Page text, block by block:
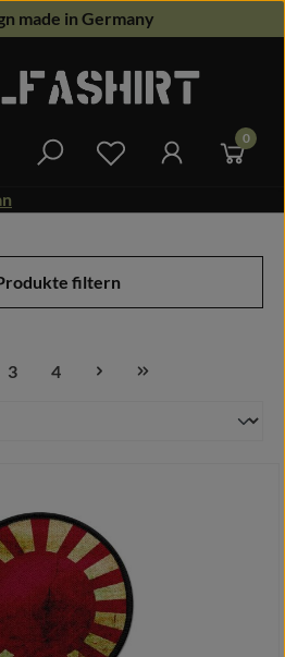
made in Germany
Du hast 0 0
filtern
Seite
3
Seite
4